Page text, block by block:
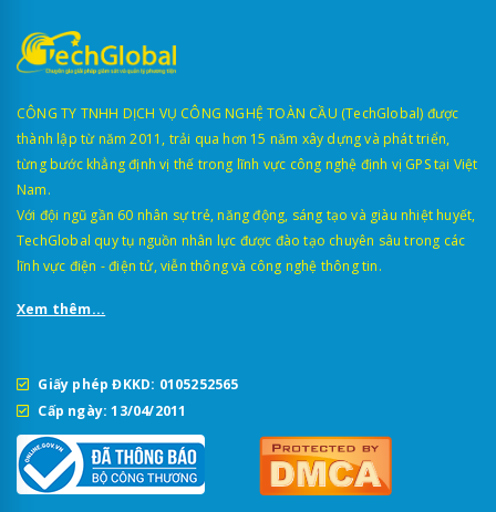
CÔNG TY TNHH DỊCH VỤ CÔNG NGHỆ TOÀN CẦU (TechGlobal) được
thành lập từ năm 2011, trải qua hơn 15 năm xây dựng và phát triển,
từng bước khẳng định vị thế trong lĩnh vực công nghệ định vị GPS tại Việt
Nam.
Với đội ngũ gần 60 nhân sự trẻ, năng động, sáng tạo và giàu nhiệt huyết,
TechGlobal quy tụ nguồn nhân lực được đào tạo chuyên sâu trong các
lĩnh vực điện - điện tử, viễn thông và công nghệ thông tin.
Xem thêm...
Giấy phép ĐKKD: 0105252565
Cấp ngày: 13/04/2011